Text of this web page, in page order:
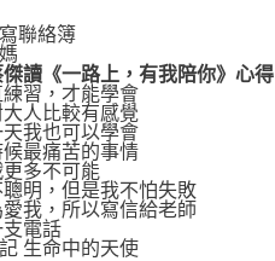
聯絡簿
讀《一路上，有我陪你》心得
練習，才能學會
大人比較有感覺
天我也可以學會
候最痛苦的事情
更多不可能
聰明，但是我不怕失敗
愛我，所以寫信給老師
電話
生命中的天使